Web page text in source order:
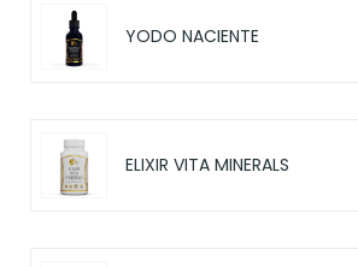
YODO NACIENTE
ELIXIR VITA MINERALS